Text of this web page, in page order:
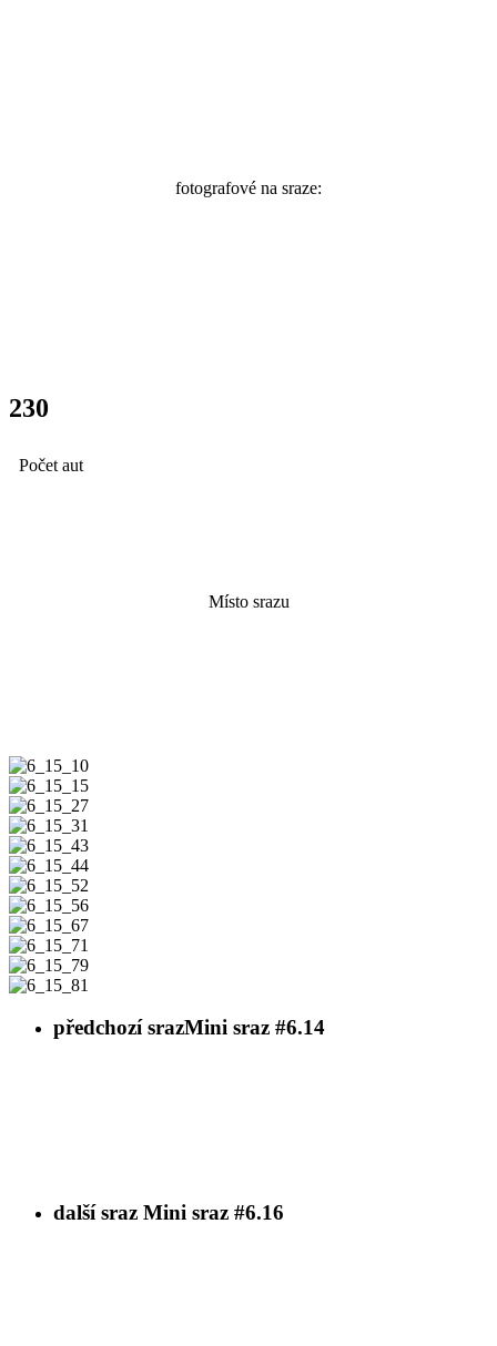
fotografové na sraze:
230
Počet aut
Místo srazu
6_15_10
6_15_15
6_15_27
6_15_31
6_15_43
6_15_44
6_15_52
6_15_56
6_15_67
6_15_71
6_15_79
předchozí srazMini sraz #6.14
další sraz Mini sraz #6.16